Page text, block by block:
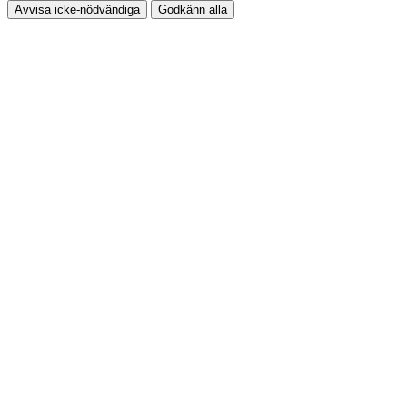
Avvisa icke-nödvändiga Godkänn alla